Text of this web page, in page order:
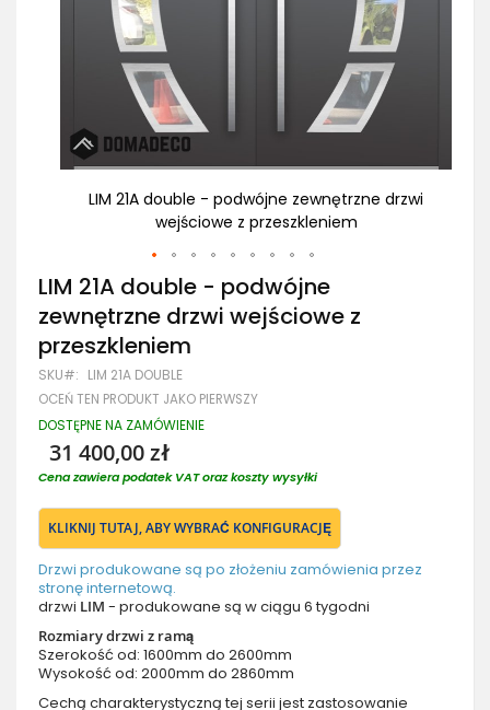
LIM 21A double - podwójne zewnętrzne drzwi
wejściowe z przeszkleniem
Przejdź
na
początek
galerii
LIM 21A double - podwójne
zewnętrzne drzwi wejściowe z
przeszkleniem
SKU LIM 21A DOUBLE
OCEŃ TEN PRODUKT JAKO PIERWSZY
DOSTĘPNE NA ZAMÓWIENIE
31 400,00 zł
Cena zawiera podatek VAT oraz koszty wysyłki
KLIKNIJ TUTAJ, ABY WYBRAĆ KONFIGURACJĘ
Drzwi produkowane są po złożeniu zamówienia przez
stronę internetową.
drzwi LIM - produkowane są w ciągu 6 tygodni
Rozmiary drzwi z ramą
Szerokość od: 1600mm do 2600mm
Wysokość od: 2000mm do 2860mm
Cechą charakterystyczną tej serii jest zastosowanie